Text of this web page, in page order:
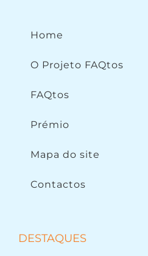
Home
O Projeto FAQtos
FAQtos
Prémio
Mapa do site
Contactos
DESTAQUES